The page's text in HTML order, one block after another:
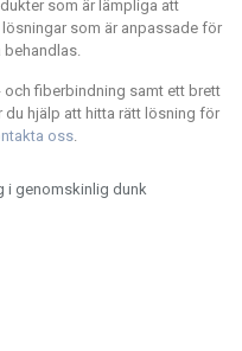
som är lämpliga att
som är anpassade för
behandlas.
fiberbindning samt ett brett
du hjälp att hitta rätt lösning för
oss.